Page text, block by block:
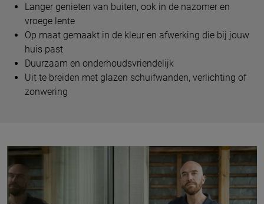
Langer genieten van buiten, ook in de nazomer en
vroege lente
Op maat gemaakt in de kleur en afwerking die bij jouw
huis past
Duurzaam en onderhoudsvriendelijk
Uit te breiden met glazen schuifwanden, verlichting of
zonwering